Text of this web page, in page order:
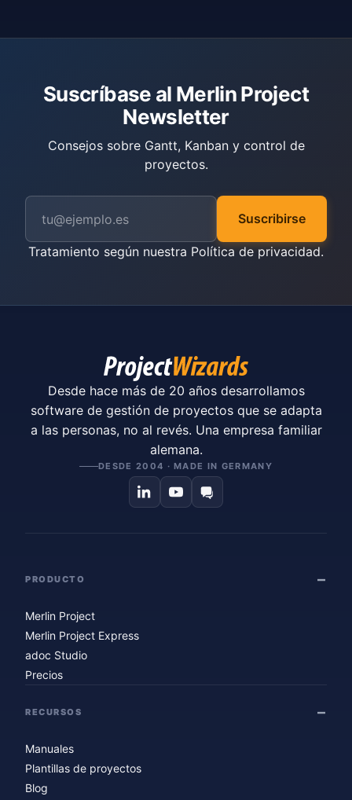
Suscríbase al Merlin Project
Newsletter
Consejos sobre Gantt, Kanban y control de
proyectos.
Suscribirse
Tratamiento según nuestra Política de privacidad.
Desde hace más de 20 años desarrollamos
software de gestión de proyectos que se adapta
a las personas, no al revés. Una empresa familiar
alemana.
DESDE 2004 · MADE IN GERMANY
PRODUCTO
Merlin Project
Merlin Project Express
adoc Studio
Precios
RECURSOS
Manuales
Plantillas de proyectos
Blog